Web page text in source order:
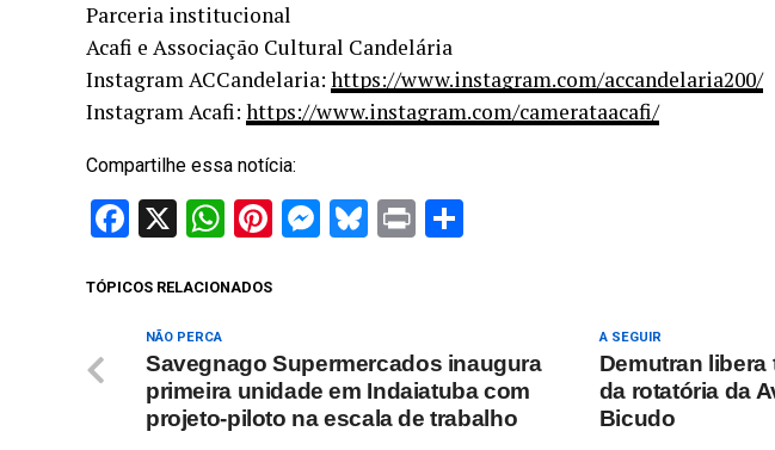
Parceria institucional
Acafi e Associação Cultural Candelária
Instagram ACCandelaria: https://www.instagram.com/accandelaria200/
Instagram Acafi: https://www.instagram.com/camerataacafi/
Compartilhe essa notícia:
Facebook
X WhatsApp
Pinterest
Messenger
Bluesky
Print
TÓPICOS RELACIONADOS
A SEGUIR
Demutran
da rotatória da
Bicudo
NÃO PERCA
Savegnago Supermercados inaugura
primeira unidade em Indaiatuba com
projeto-piloto na escala de trabalho